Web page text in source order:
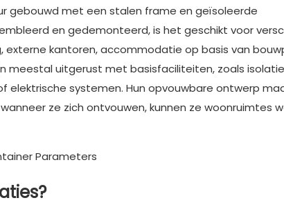
gebouwd met een stalen frame en geïsoleerde
en gedemonteerd, is het geschikt voor
externe kantoren, accommodatie op basis van
meestal uitgerust met basisfaciliteiten, zoals
systemen. Hun opvouwbare ontwerp
ze zich ontvouwen, kunnen ze woonruimtes